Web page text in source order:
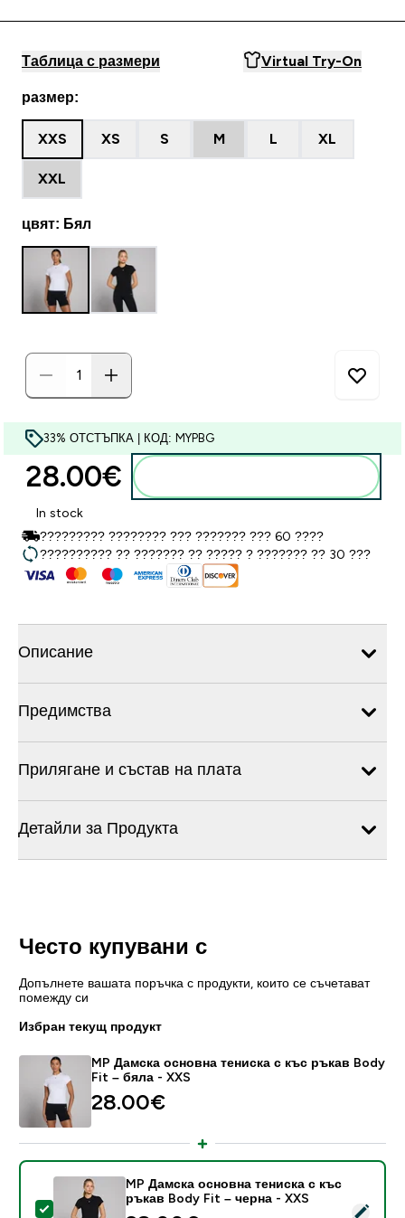
Таблица с размери Virtual Try-On
размер:
XXS XS S M L XL
XXL
цвят: Бял
33% ОТСТЪПКА | КОД: MYPBG
28.00€‎
In stock
????????? ???????? ??? ??????? ??? 60 ????
?????????? ?? ??????? ?? ????? ? ??????? ?? 30 ???
Описание
Предимства
Прилягане и състав на плата
Детайли за Продукта
Често купувани с
Допълнете вашата поръчка с продукти, които се съчетават
помежду си
Избран текущ продукт
MP Дамска основна тениска с къс ръкав Body
Fit – бяла - XXS
28.00€‎
Select this product - MP Дамска основна тениска с
MP Дамска основна тениска с къс
ръкав Body Fit – черна - XXS